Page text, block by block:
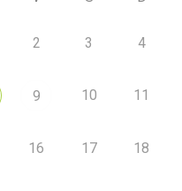
2 3 4
9 10 11
16 17 18